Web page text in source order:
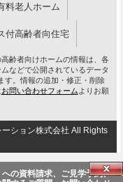
料老人ホーム
付高齢者向住宅
齢者向けホームの情報は、各
などで公開されているデータ
す。情報の追加・修正・削除
お問い合わせフォーム よりお願
ション株式会社 All Rights
への資料請求、ご見学予約、